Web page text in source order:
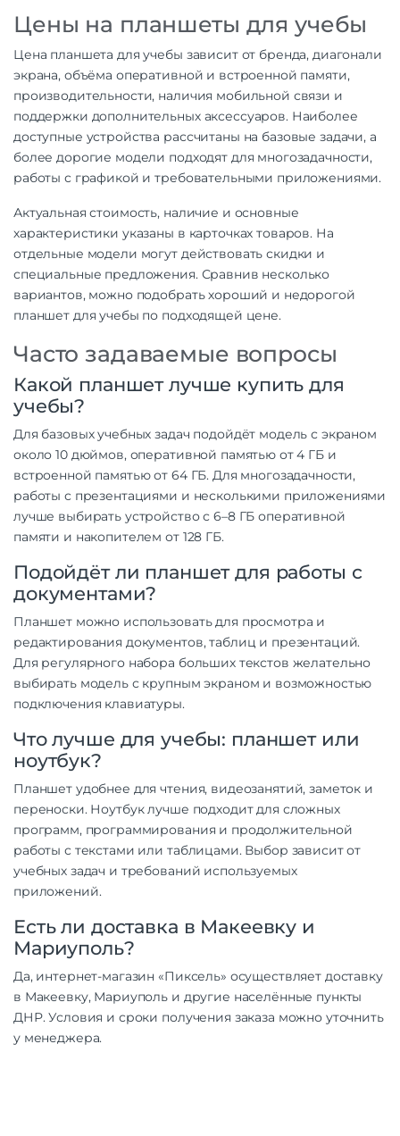
Цены на планшеты для учебы
Цена планшета для учебы зависит от бренда, диагонали
экрана, объёма оперативной и встроенной памяти,
производительности, наличия мобильной связи и
поддержки дополнительных аксессуаров. Наиболее
доступные устройства рассчитаны на базовые задачи, а
более дорогие модели подходят для многозадачности,
работы с графикой и требовательными приложениями.
Актуальная стоимость, наличие и основные
характеристики указаны в карточках товаров. На
отдельные модели могут действовать скидки и
специальные предложения. Сравнив несколько
вариантов, можно подобрать хороший и недорогой
планшет для учебы по подходящей цене.
Часто задаваемые вопросы
Какой планшет лучше купить для
учебы?
Для базовых учебных задач подойдёт модель с экраном
около 10 дюймов, оперативной памятью от 4 ГБ и
встроенной памятью от 64 ГБ. Для многозадачности,
работы с презентациями и несколькими приложениями
лучше выбирать устройство с 6–8 ГБ оперативной
памяти и накопителем от 128 ГБ.
Подойдёт ли планшет для работы с
документами?
Планшет можно использовать для просмотра и
редактирования документов, таблиц и презентаций.
Для регулярного набора больших текстов желательно
выбирать модель с крупным экраном и возможностью
подключения клавиатуры.
Что лучше для учебы: планшет или
ноутбук?
Планшет удобнее для чтения, видеозанятий, заметок и
переноски. Ноутбуклучше подходит для сложных
программ, программирования и продолжительной
работы с текстами или таблицами. Выбор зависит от
учебных задач и требований используемых
приложений.
Есть ли доставка в Макеевку и
Мариуполь?
Да, интернет-магазин «Пиксель» осуществляет доставку
в Макеевку, Мариуполь и другие населённые пункты
ДНР. Условия и сроки получения заказа можно уточнить
у менеджера.